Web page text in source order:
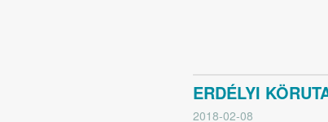
ERDÉLYI
2018-02-08